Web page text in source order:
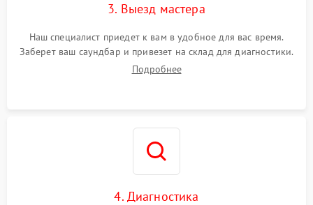
3. Выезд мастера
Наш специалист приедет к вам в удобное для вас время.
Заберет ваш саундбар и привезет на склад для диагностики.
Подробнее
4. Диагностика